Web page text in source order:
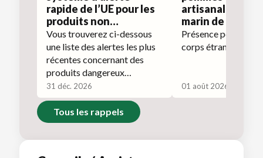
rapide de l’UE pour les
produits non
alimentaires
dangereux
Vous trouverez ci-dessous
une liste des alertes les plus
récentes concernant des
produits dangereux
signalées sur Safety Gate.
31 déc. 2026
artisanales
marin de la
Pural
Présence
corps étranger de
01 août 2026
Tous les rappels